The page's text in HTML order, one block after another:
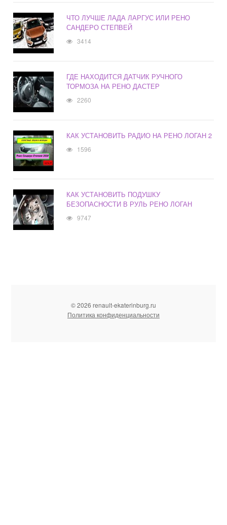
ЧТО ЛУЧШЕ ЛАДА ЛАРГУС ИЛИ РЕНО
САНДЕРО СТЕПВЕЙ
3414
ГДЕ НАХОДИТСЯ ДАТЧИК РУЧНОГО
ТОРМОЗА НА РЕНО ДАСТЕР
2260
КАК УСТАНОВИТЬ РАДИО НА РЕНО ЛОГАН 2
1596
КАК УСТАНОВИТЬ ПОДУШКУ
БЕЗОПАСНОСТИ В РУЛЬ РЕНО ЛОГАН
9747
© 2026 renault-ekaterinburg.ru
Политика конфиденциальности